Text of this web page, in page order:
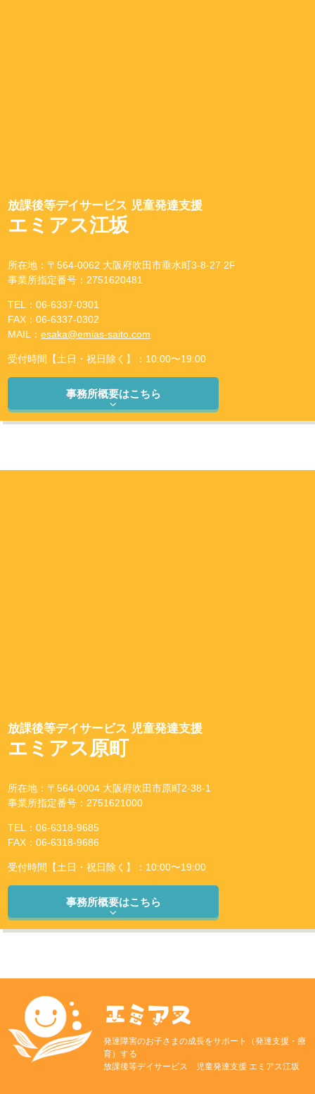
放課後等デイサービス 児童発達支援
エミアス江坂
所在地：〒564-0062 大阪府吹田市垂水町3-8-27 2F
事業所指定番号：2751620481
TEL：06-6337-0301
FAX：06-6337-0302
MAIL：esaka@emias-saito.com
受付時間【土日・祝日除く】：10:00〜19:00
事務所概要はこちら
放課後等デイサービス 児童発達支援
エミアス原町
所在地：〒564-0004 大阪府吹田市原町2-38-1
事業所指定番号：2751621000
TEL：06-6318-9685
FAX：06-6318-9686
受付時間【土日・祝日除く】：10:00〜19:00
事務所概要はこちら
発達障害のお子さまの成長をサポート（発達支援・療
育）する
放課後等デイサービス 児童発達支援 エミアス江坂